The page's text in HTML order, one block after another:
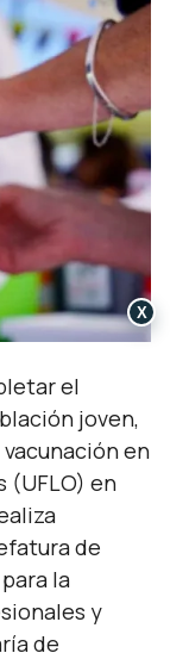
el
joven,
en
(UFLO) en
de
la
y
de
X